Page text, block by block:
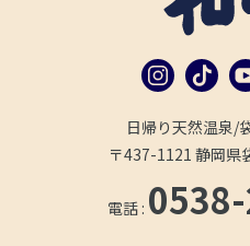
日帰り天然温泉/
〒437-1121 静岡
電話 :